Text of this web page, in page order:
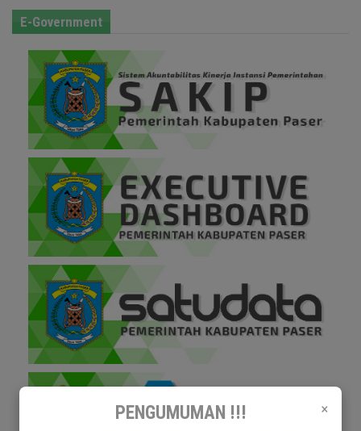
×
PENGUMUMAN !!!
E-Government